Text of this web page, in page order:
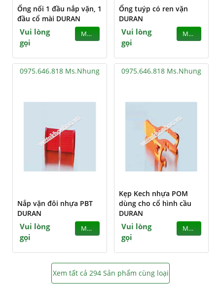
Ống nối 1 đầu nắp vặn, 1
đầu cổ mài DURAN
Vui lòng
gọi
MUA
Ống tuýp có ren vặn
DURAN
Vui lòng
gọi
MUA
0975.646.818 Ms.Nhung
Nắp vặn đôi nhựa PBT
DURAN
Vui lòng
gọi
MUA
0975.646.818 Ms.Nhung
Kẹp Kech nhựa POM
dùng cho cổ hình cầu
DURAN
Vui lòng
gọi
MUA
Xem tất cả 294 Sản phẩm cùng loại